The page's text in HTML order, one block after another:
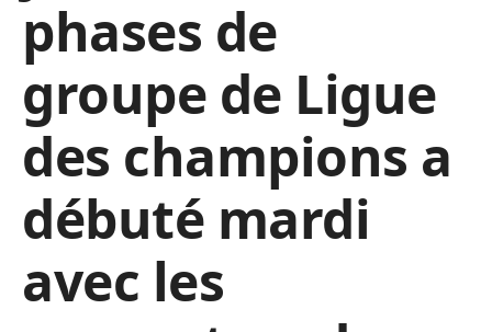
phases de
groupe de Ligue
des champions a
débuté mardi
avec les